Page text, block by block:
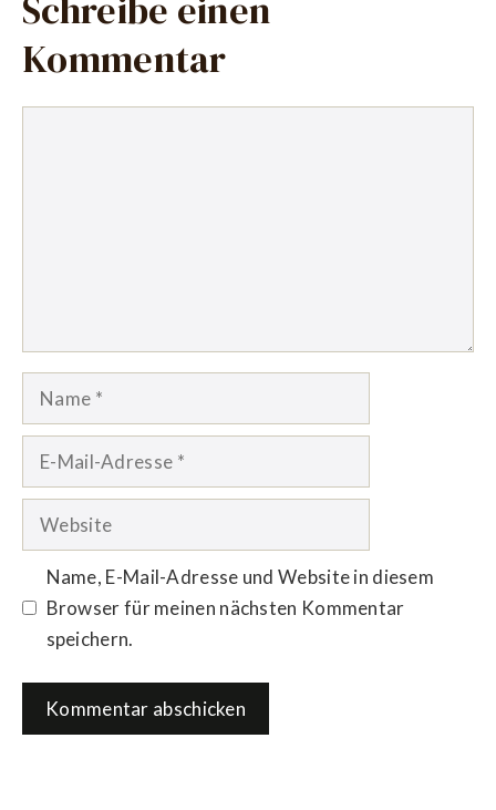
Schreibe einen
Kommentar
Name
Website
Name, E-Mail-Adresse und Website in diesem
Browser für meinen nächsten Kommentar
speichern.